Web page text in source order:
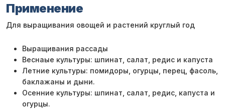
Применение
Для выращивания овощей и растений круглый год
Выращивания рассады
Веснаые культуры: шпинат, салат, редис и капуста
Летние культуры: помидоры, огурцы, перец, фасоль,
баклажаны и дыни.
Осенние культуры: шпинат, салат, редис, капуста и
огурцы.